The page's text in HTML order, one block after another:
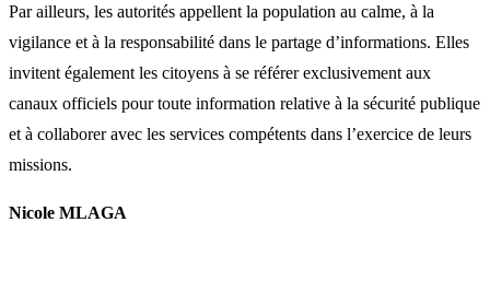
Par ailleurs, les autorités appellent la population au calme, à la
vigilance et à la responsabilité dans le partage d’informations. Elles
invitent également les citoyens à se référer exclusivement aux
canaux officiels pour toute information relative à la sécurité publique
et à collaborer avec les services compétents dans l’exercice de leurs
missions.
Nicole MLAGA